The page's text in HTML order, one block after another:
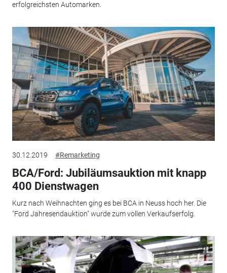
erfolgreichsten Automarken.
30.12.2019 #Remarketing
BCA/Ford: Jubiläumsauktion mit knapp
400 Dienstwagen
Kurz nach Weihnachten ging es bei BCA in Neuss hoch her. Die
"Ford Jahresendauktion" wurde zum vollen Verkaufserfolg.